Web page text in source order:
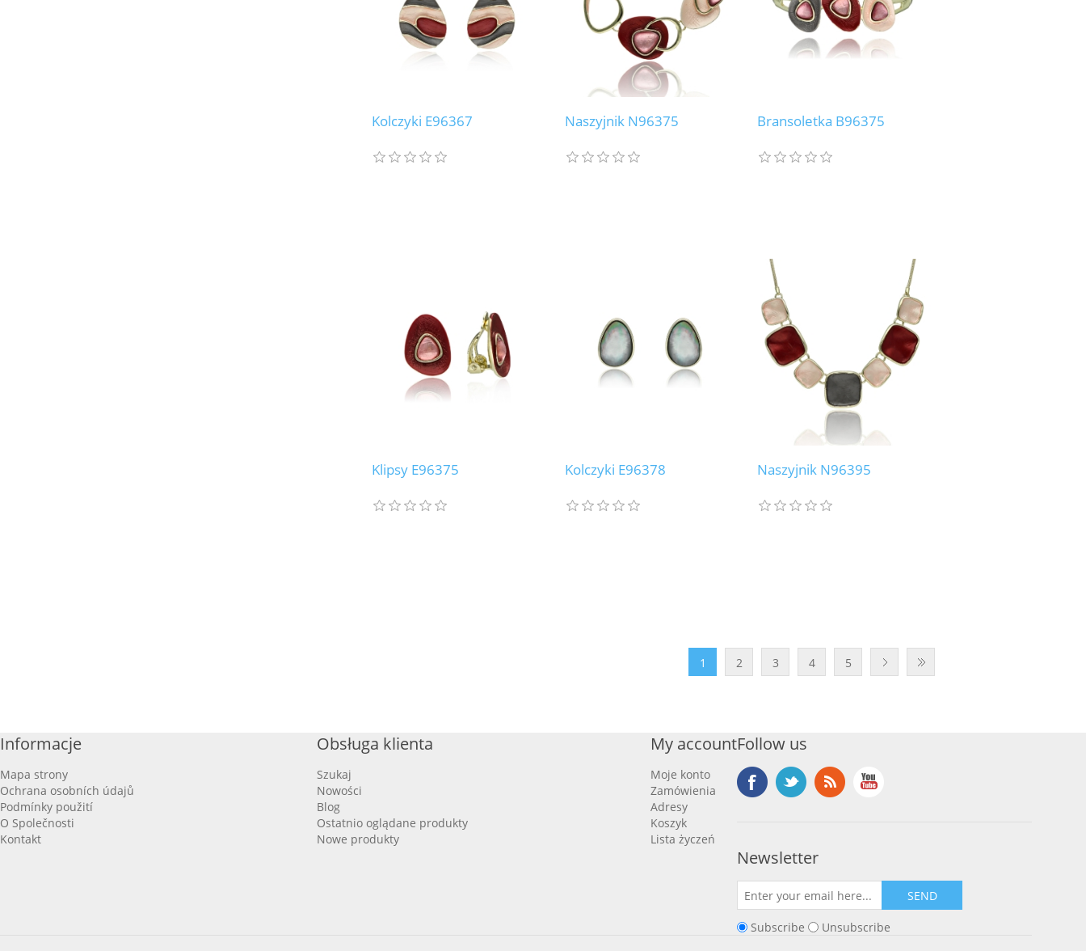
Kolczyki E96367 Naszyjnik N96375 Bransoletka B96375
Klipsy E96375 Kolczyki E96378 Naszyjnik N96395
1 2 3 4 5
Informacje
Mapa strony
Ochrana osobních údajů
Podmínky použití
O Společnosti
Kontakt
Obsługa klienta
Szukaj
Nowości
Blog
Ostatnio oglądane produkty
Nowe produkty
My account
Moje konto
Zamówienia
Adresy
Koszyk
Lista życzeń
Follow us
Newsletter
SEND
Subscribe Unsubscribe